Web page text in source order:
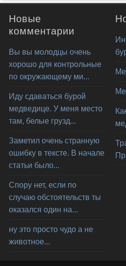
Новые
комментарии
Вы вы молодцы очень
хорошо для контрольные
по окружающему ми...
Иду сдаваться бурой
медведице. У меня место
там, белые грузд...
Заметил очень странную
ошибку в тексте. В начале
статьи было...
Спору нет, если по
случаю обстоятельств ты
оказался один на...
ну это просто чудо а не
животное...